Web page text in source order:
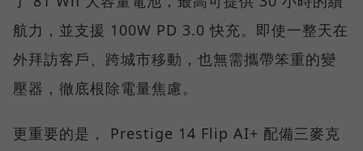
航力，並支援 100W PD 3.0 快充。即使一整天在
外拜訪客戶、跨城市移動，也無需攜帶笨重的變
壓器，徹底根除電量焦慮。
更重要的是， Prestige 14 Flip AI+ 配備三麥克